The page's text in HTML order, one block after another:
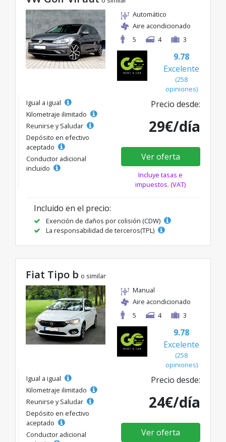
Automático
Aire acondicionado
5
4 3
9.78
Excelente
(258
opiniones)
Igual a igual
Kilometraje ilimitado
Reunirse y Saludar
Depósito en efectivo
aceptado
Conductor adicional
incluido
Precio desde:
29€/día
Ver oferta
Incluye tasas e
impuestos. (VAT)
Incluido en el precio:
Exención de daños por colisión (CDW)
La responsabilidad de terceros(TPL)
Fiat Tipo b o similar
Manual
Aire acondicionado
5
4 3
9.78
Excelente
(258
opiniones)
Igual a igual
Kilometraje ilimitado
Reunirse y Saludar
Depósito en efectivo
aceptado
Conductor adicional
Precio desde:
24€/día
Ver oferta